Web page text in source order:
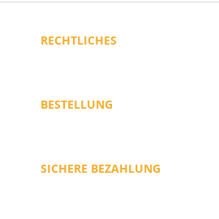
RECHTLICHES
BESTELLUNG
SICHERE BEZAHLUNG